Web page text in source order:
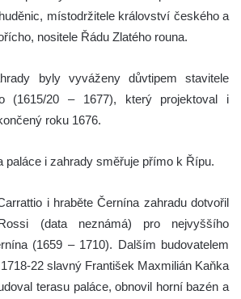
místodržitele království českého a
nositele Řádu Zlatého rouna.
byly vyváženy důvtipem stavitele
(1615/20 – 1677), který projektoval i
roku 1676.
paláce i zahrady směřuje přímo k Řípu.
i hraběte Černína zahradu dotvořil
(data neznámá) pro nejvyššího
(1659 – 1710). Dalším budovatelem
22 slavný František Maxmilián Kaňka
terasu paláce, obnovil horní bazén a